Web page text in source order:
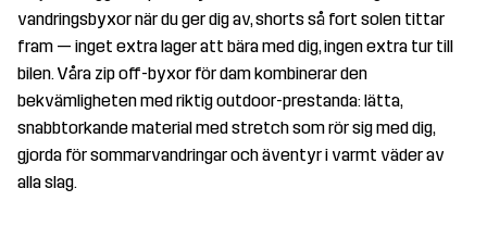
vandringsbyxor när du ger dig av, shorts så fort solen tittar
fram — inget extra lager att bära med dig, ingen extra tur till
bilen. Våra zip off-byxor för dam kombinerar den
bekvämligheten med riktig outdoor-prestanda: lätta,
snabbtorkande material med stretch som rör sig med dig,
gjorda för sommarvandringar och äventyr i varmt väder av
alla slag.